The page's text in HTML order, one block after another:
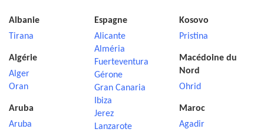
Albanie
Tirana
Algérie
Alger
Oran
Aruba
Aruba
Espagne
Alicante
Alméria
Fuerteventura
Gérone
Gran Canaria
Ibiza
Jerez
Lanzarote
Kosovo
Pristina
Macédoine du
Nord
Ohrid
Maroc
Agadir